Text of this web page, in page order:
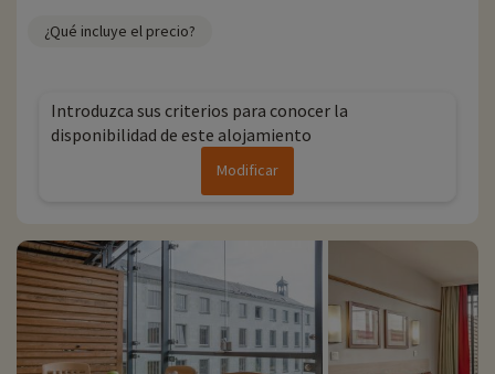
¿Qué incluye el precio?
Introduzca sus criterios para conocer la
disponibilidad de este alojamiento
Modificar